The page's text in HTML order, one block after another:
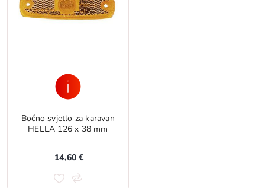
Bočno svjetlo za karavan
HELLA 126 x 38 mm
14,60 €